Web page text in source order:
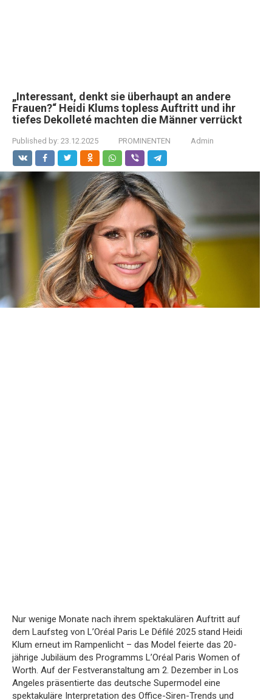
„Interessant, denkt sie überhaupt an andere
Frauen?“ Heidi Klums topless Auftritt und ihr
tiefes Dekolleté machten die Männer verrückt
Published by: 23.12.2025 PROMINENTEN Admin
Nur wenige Monate nach ihrem spektakulären Auftritt auf
dem Laufsteg von L’Oréal Paris Le Défilé 2025 stand Heidi
Klum erneut im Rampenlicht – das Model feierte das 20-
jährige Jubiläum des Programms L’Oréal Paris Women of
Worth. Auf der Festveranstaltung am 2. Dezember in Los
Angeles präsentierte das deutsche Supermodel eine
spektakuläre Interpretation des Office-Siren-Trends und